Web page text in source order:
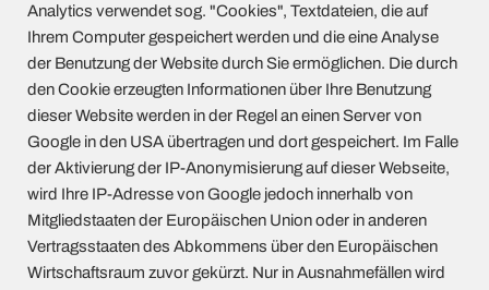
Analytics verwendet sog. "Cookies", Textdateien, die auf
Ihrem Computer gespeichert werden und die eine Analyse
der Benutzung der Website durch Sie ermöglichen. Die durch
den Cookie erzeugten Informationen über Ihre Benutzung
dieser Website werden in der Regel an einen Server von
Google in den USA übertragen und dort gespeichert. Im Falle
der Aktivierung der IP-Anonymisierung auf dieser Webseite,
wird Ihre IP-Adresse von Google jedoch innerhalb von
Mitgliedstaaten der Europäischen Union oder in anderen
Vertragsstaaten des Abkommens über den Europäischen
Wirtschaftsraum zuvor gekürzt. Nur in Ausnahmefällen wird